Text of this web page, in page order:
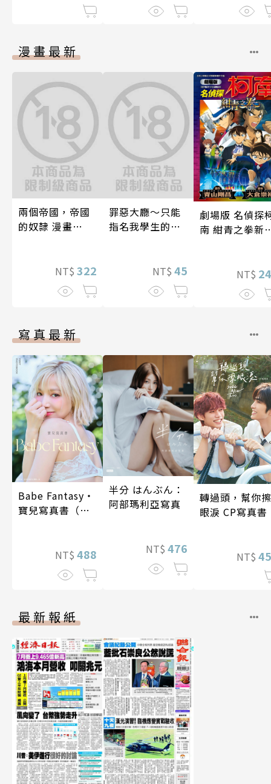
漫畫最新
兩個帝國，帝國
的奴隸 漫畫
NT$ 322
罪惡大廳～只能
指名我學生的店
NT$ 45
劇場版 名偵探
南 紺青之拳新
NT$
寫真最新
Babe Fantasy‧
寶兒寫真書（加
NT$ 488
半分 はんぶん：
阿部瑪利亞寫真
NT$ 476
轉過頭，幫你擦
眼淚 CP寫真書
NT$
最新報紙